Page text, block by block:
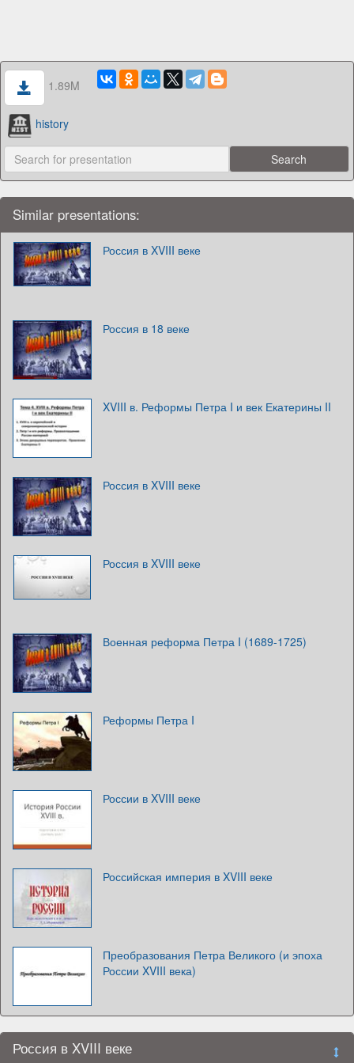
1.89M
history
Similar presentations:
Россия в XVIII веке
Россия в 18 веке
XVIII в. Реформы Петра I и век Екатерины II
Россия в XVIII веке
Россия в XVIII веке
Военная реформа Петра I (1689-1725)
Реформы Петра I
России в XVIII веке
Российская империя в XVIII веке
Преобразования Петра Великого (и эпоха
России XVIII века)
Россия в XVIII веке